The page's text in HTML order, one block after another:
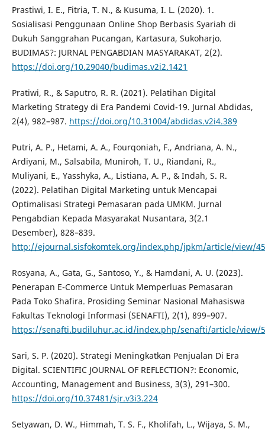
Prastiwi, I. E., Fitria, T. N., & Kusuma, I. L. (2020). 1.
Sosialisasi Penggunaan Online Shop Berbasis Syariah di
Dukuh Sanggrahan Pucangan, Kartasura, Sukoharjo.
BUDIMAS?: JURNAL PENGABDIAN MASYARAKAT, 2(2).
https://doi.org/10.29040/budimas.v2i2.1421
Pratiwi, R., & Saputro, R. R. (2021). Pelatihan Digital
Marketing Strategy di Era Pandemi Covid-19. Jurnal Abdidas,
2(4), 982–987. https://doi.org/10.31004/abdidas.v2i4.389
Putri, A. P., Hetami, A. A., Fourqoniah, F., Andriana, A. N.,
Ardiyani, M., Salsabila, Muniroh, T. U., Riandani, R.,
Muliyani, E., Yasshyka, A., Listiana, A. P., & Indah, S. R.
(2022). Pelatihan Digital Marketing untuk Mencapai
Optimalisasi Strategi Pemasaran pada UMKM. Jurnal
Pengabdian Kepada Masyarakat Nusantara, 3(2.1
Desember), 828–839.
http://ejournal.sisfokomtek.org/index.php/jpkm/article/view/
Rosyana, A., Gata, G., Santoso, Y., & Hamdani, A. U. (2023).
Penerapan E-Commerce Untuk Memperluas Pemasaran
Pada Toko Shafira. Prosiding Seminar Nasional Mahasiswa
Fakultas Teknologi Informasi (SENAFTI), 2(1), 899–907.
https://senafti.budiluhur.ac.id/index.php/senafti/article/view/
Sari, S. P. (2020). Strategi Meningkatkan Penjualan Di Era
Digital. SCIENTIFIC JOURNAL OF REFLECTION?: Economic,
Accounting, Management and Business, 3(3), 291–300.
https://doi.org/10.37481/sjr.v3i3.224
Setyawan, D. W., Himmah, T. S. F., Kholifah, L., Wijaya, S. M.,